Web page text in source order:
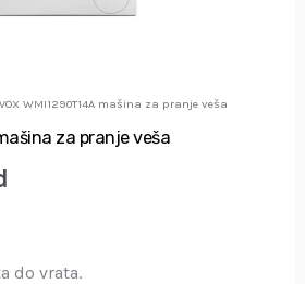
WMI1290T14A mašina za pranje veša
za pranje veša
do vrata.